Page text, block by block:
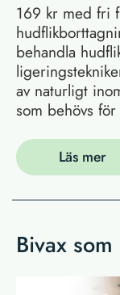
169 kr med fri
behandla
av naturligt
som behövs
Läs mer
Bivax